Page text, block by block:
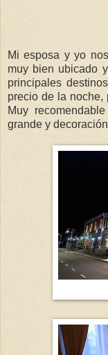
Mi esposa y yo
muy bien ubicado
principales
precio de la noche,
Muy
grande y